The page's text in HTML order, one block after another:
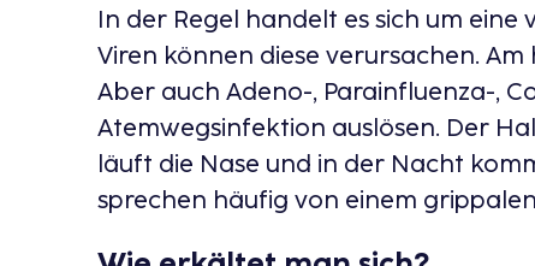
In der Regel handelt es sich um
Viren können diese verursachen.
Aber auch Adeno-, Parainfluenza-,
Atemwegsinfektion auslösen. Der
läuft die Nase und in der Nacht
sprechen häufig von einem